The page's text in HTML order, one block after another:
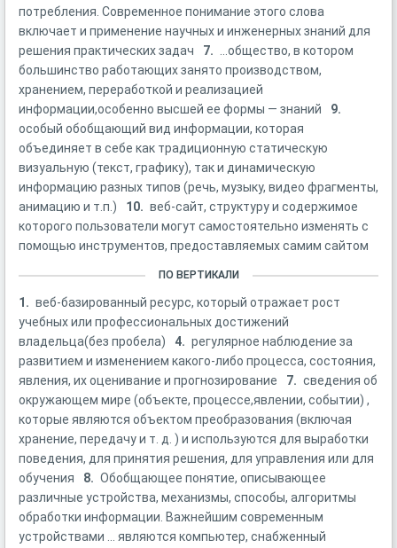
потребления. Современное понимание этого слова
включает и применение научных и инженерных знаний для
решения практических задач
7.
...общество, в котором
большинство работающих занято производством,
хранением, переработкой и реализацией
информации,особенно высшей ее формы — знаний
9.
особый обобщающий вид информации, которая
объединяет в себе как традиционную статическую
визуальную (текст, графику), так и динамическую
информацию разных типов (речь, музыку, видео фрагменты,
анимацию и т.п.)
10. веб-сайт, структуру и содержимое
которого пользователи могут самостоятельно изменять с
помощью инструментов, предоставляемых самим сайтом
ПО ВЕРТИКАЛИ
1. веб-базированный ресурс, который отражает рост
учебных или профессиональных достижений
владельца(без пробела)
4. регулярное наблюдение за
развитием и изменением какого-либо процесса, состояния,
явления, их оценивание и прогнозирование
7. сведения об
окружающем мире (объекте, процессе,явлении, событии) ,
которые являются объектом преобразования (включая
хранение, передачу и т. д. ) и используются для выработки
поведения, для принятия решения, для управления или для
обучения
8. Обобщающее понятие, описывающее
различные устройства, механизмы, способы, алгоритмы
обработки информации. Важнейшим современным
устройствами ... являются компьютер, снабженный